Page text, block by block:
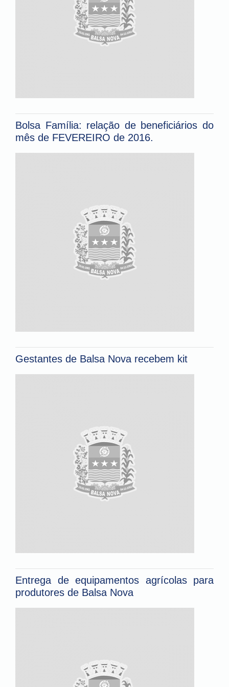
Bolsa Família: relação de beneficiários do
mês de FEVEREIRO de 2016.
Gestantes de Balsa Nova recebem kit
Entrega de equipamentos agrícolas para
produtores de Balsa Nova